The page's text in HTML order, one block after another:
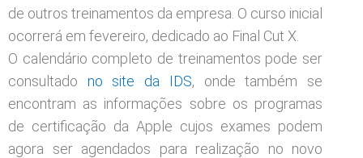
de outros treinamentos da empresa. O curso inicial
ocorrerá em fevereiro, dedicado ao Final Cut X.
O calendário completo de treinamentos pode ser
consultado no site da IDS, onde também se
encontram as informações sobre os programas
de certificação da Apple cujos exames podem
agora ser agendados para realização no novo